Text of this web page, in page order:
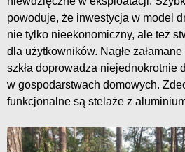
powoduje, że inwestycja w model
nie tylko nieekonomiczny, ale też
dla użytkowników. Nagłe
szkła doprowadza niejednokrotnie
w gospodarstwach domowych.
funkcjonalne są stelaże z